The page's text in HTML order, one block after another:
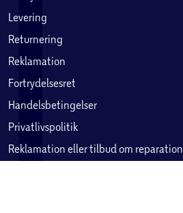
Levering
Returnering
Reklamation
Fortrydelsesret
Handelsbetingelser
Privatlivspolitik
Reklamation eller tilbud om reparation